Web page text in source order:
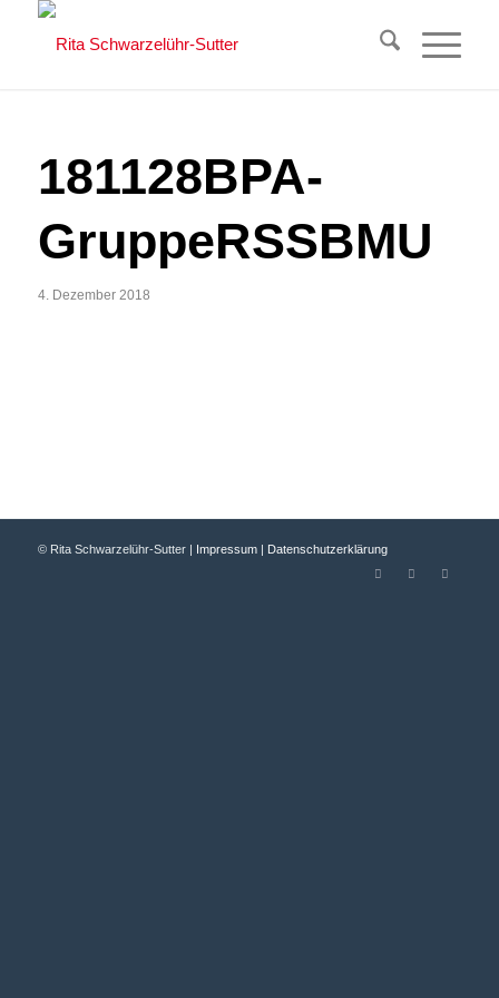
181128BPA-
GruppeRSSBMU
4. Dezember 2018
© Rita Schwarzelühr-Sutter | Impressum| Datenschutzerklärung